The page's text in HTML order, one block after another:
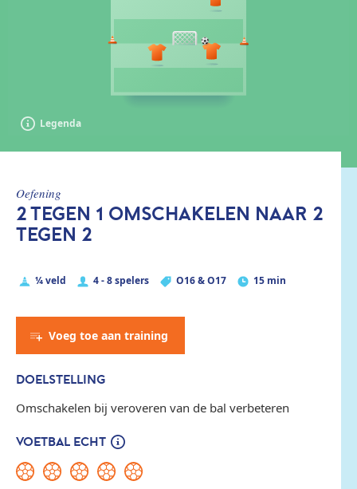
oefening
2 TEGEN 1 OMSCHAKELEN NAAR 2
TEGEN 2
¼ veld 4 - 8 spelers O16 & O17 15 min
Voeg toe aan training
DOELSTELLING
Omschakelen bij veroveren van de bal verbeteren
VOETBAL ECHT
Legenda